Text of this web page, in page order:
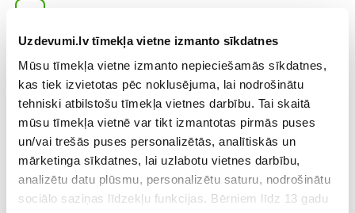
Uzdevumi.lv tīmekļa vietne izmanto sīkdatnes
Mūsu tīmekļa vietne izmanto nepieciešamās sīkdatnes,
kas tiek izvietotas pēc noklusējuma, lai nodrošinātu
tehniski atbilstošu tīmekļa vietnes darbību. Tai skaitā
mūsu tīmekļa vietnē var tikt izmantotas pirmās puses
un/vai trešās puses personalizētās, analītiskās un
mārketinga sīkdatnes, lai uzlabotu vietnes darbību,
analizētu datu plūsmu, personalizētu saturu, nodrošinātu
sociālo saziņas līdzekļu funkcijas. Bērniem līdz 13 gadu
2. Ieraksticvaičvārda vidū!
ene
run is